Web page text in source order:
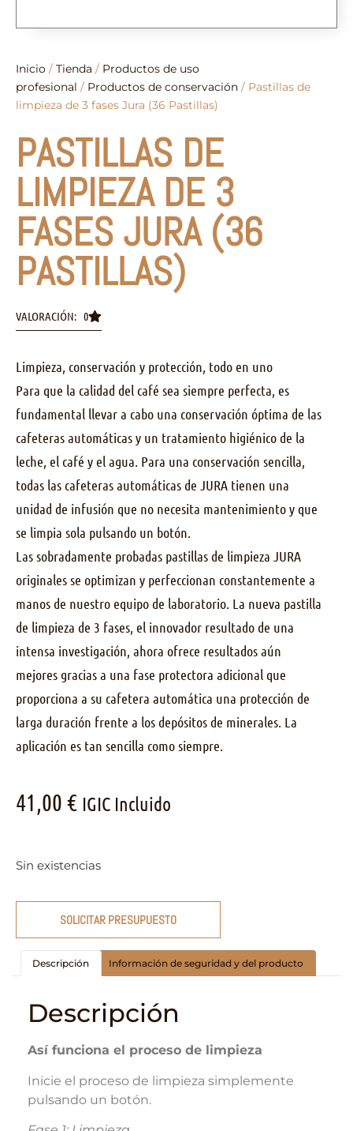
Inicio / Tienda / Productos de uso
profesional / Productos de conservación / Pastillas de
limpieza de 3 fases Jura (36 Pastillas)
PASTILLAS DE
LIMPIEZA DE 3
FASES JURA (36
PASTILLAS)
VALORACIÓN: 0
Limpieza, conservación y protección, todo en uno
Para que la calidad del café sea siempre perfecta, es
fundamental llevar a cabo una conservación óptima de las
cafeteras automáticas y un tratamiento higiénico de la
leche, el café y el agua. Para una conservación sencilla,
todas las cafeteras automáticas de JURA tienen una
unidad de infusión que no necesita mantenimiento y que
se limpia sola pulsando un botón.
Las sobradamente probadas pastillas de limpieza JURA
originales se optimizan y perfeccionan constantemente a
manos de nuestro equipo de laboratorio. La nueva pastilla
de limpieza de 3 fases, el innovador resultado de una
intensa investigación, ahora ofrece resultados aún
mejores gracias a una fase protectora adicional que
proporciona a su cafetera automática una protección de
larga duración frente a los depósitos de minerales. La
aplicación es tan sencilla como siempre.
41,00€ IGIC Incluido
Sin existencias
SOLICITAR PRESUPUESTO
Descripción Información de seguridad y del producto
Descripción
Así funciona el proceso de limpieza
Inicie el proceso de limpieza simplemente
pulsando un botón.